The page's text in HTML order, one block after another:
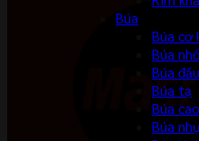
Búa
Búa cơ
Búa
Búa
Búa tạ
Búa
Búa